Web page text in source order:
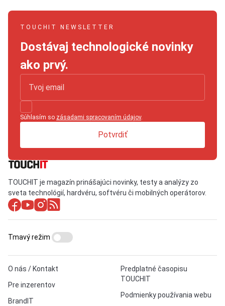
TOUCHIT NEWSLETTER
Dostávaj technologické novinky
ako prvý.
Súhlasím so zásadami spracovaním údajov.
Potvrdiť
TOUCHIT je magazín prinášajúci novinky, testy a analýzy zo
sveta technológií, hardvéru, softvéru či mobilných operátorov.
O nás / Kontakt
Pre inzerentov
BrandIT
Predplatné časopisu
TOUCHIT
Podmienky používania webu
Tmavý režim